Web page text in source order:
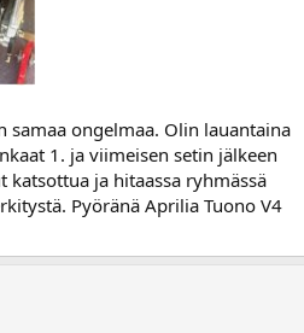
samaa ongelmaa. Olin lauantaina
1. ja viimeisen setin jälkeen
katsottua ja hitaassa ryhmässä
Pyöränä Aprilia Tuono V4